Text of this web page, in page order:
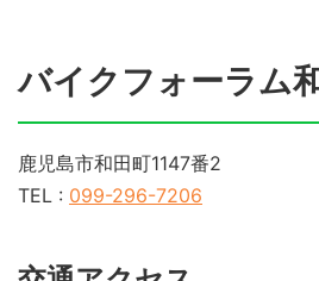
バイクフォーラム
鹿児島市和田町1147番2
TEL : 099-296-7206